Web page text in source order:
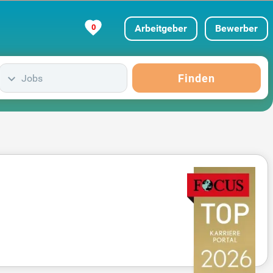
0 Arbeitgeber Bewerber
Jobs Finden